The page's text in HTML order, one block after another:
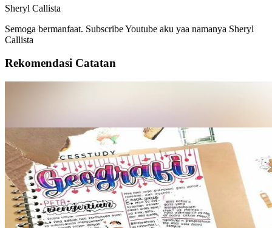
Sheryl Callista
Semoga bermanfaat. Subscribe Youtube aku yaa namanya Sheryl
Callista
Rekomendasi Catatan